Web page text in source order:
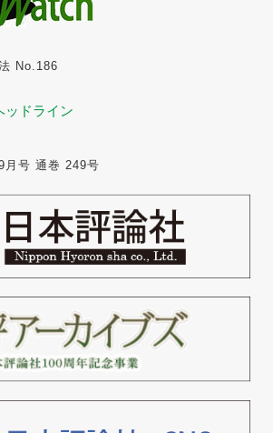
No.186
ッドライン
月号 通巻 249号